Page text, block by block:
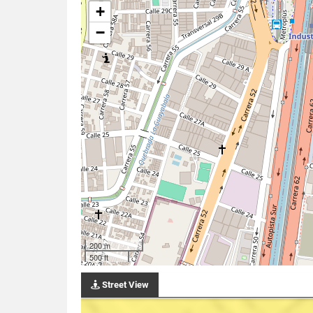
+
−
200 m
500 ft
Street View